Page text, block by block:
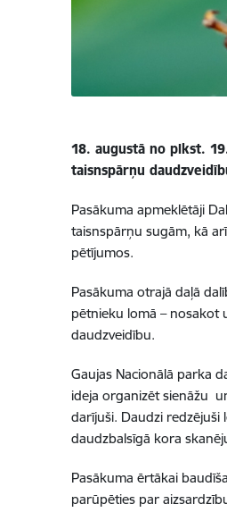
18. augustā no plkst.
taisnspārņu
Pasākuma apmeklētāji
taisnspārņu sugām, kā
pētījumos.
Pasākuma otrajā daļā
pētnieku lomā – nosakot
daudzveidību.
Gaujas Nacionālā parka
ideja organizēt sienāžu
darījuši. Daudzi redzējuši
daudzbalsīgā kora
Pasākuma ērtākai
parūpēties par